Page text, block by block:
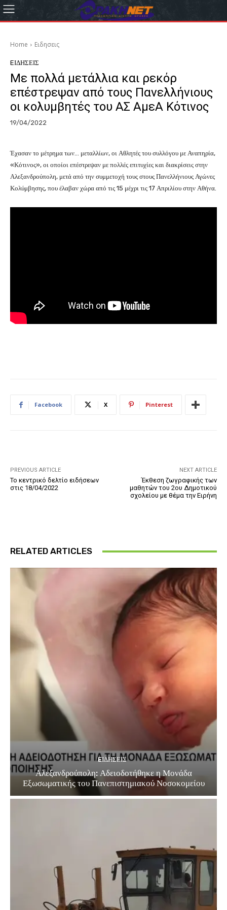
Home Eιδησεις
EΙΔΗΣΕΙΣ
Με πολλά μετάλλια και ρεκόρ
επέστρεψαν από τους Πανελλήνιους
οι κολυμβητές του ΑΣ ΑμεΑ Κότινος
19/04/2022
Έχασαν το μέτρημα των… μεταλλίων, οι Αθλητές του συλλόγου με Αναπηρία,
«Κότινος», οι οποίοι επέστρεψαν με πολλές επιτυχίες και διακρίσεις στην
Αλεξανδρούπολη, μετά από την συμμετοχή τους στους Πανελλήνιους Αγώνες
Κολύμβησης, που έλαβαν χώρα από τις 15 μέχρι τις 17 Απριλίου στην Αθήνα.
Facebook X Pinterest
PREVIOUS ARTICLE
Το κεντρικό δελτίο ειδήσεων
στις 18/04/2022
NEXT ARTICLE
Έκθεση ζωγραφικής των
μαθητών του 2ου Δημοτικού
σχολείου με θέμα την Ειρήνη
RELATED ARTICLES
EΙΔΗΣΕΙΣ
Αλεξανδρούπολη: Αδειοδοτήθηκε η Μονάδα
Εξωσωματικής του Πανεπιστημιακού Νοσοκομείου